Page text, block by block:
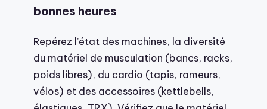
bonnes heures
Repérez l’état des machines, la diversité
du matériel de musculation (bancs, racks,
poids libres), du cardio (tapis, rameurs,
vélos) et des accessoires (kettlebells,